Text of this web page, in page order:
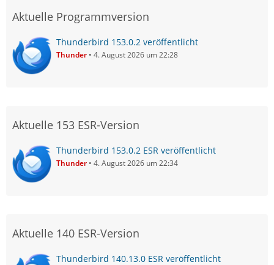
Aktuelle Programmversion
Thunderbird 153.0.2 veröffentlicht
Thunder 4. August 2026 um 22:28
Aktuelle 153 ESR-Version
Thunderbird 153.0.2 ESR veröffentlicht
Thunder 4. August 2026 um 22:34
Aktuelle 140 ESR-Version
Thunderbird 140.13.0 ESR veröffentlicht